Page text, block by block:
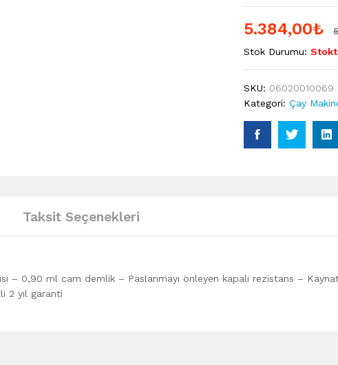
5.384,00₺
Stok Durumu:
SKU: 06020010069
Kategori:Çay
Taksit Seçenekleri
– 0,90 ml cam demlik – Paslanmayı önleyen kapalı rezistans –
2 yıl garanti